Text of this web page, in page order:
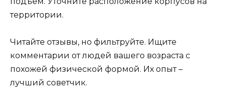
территории.
Читайте отзывы, но фильтруйте. Ищите
комментарии от людей вашего возраста с
похожей физической формой. Их опыт –
лучший советчик.